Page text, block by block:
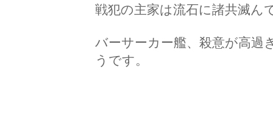
戦犯の主家は流石に諸共滅ん
バーサーカー艦、殺意が高過
うです。